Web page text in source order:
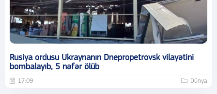
Rusiya ordusu Ukraynanın Dnepropetrovsk vilayətini
bombalayıb, 5 nəfər ölüb
17:09 Dünya